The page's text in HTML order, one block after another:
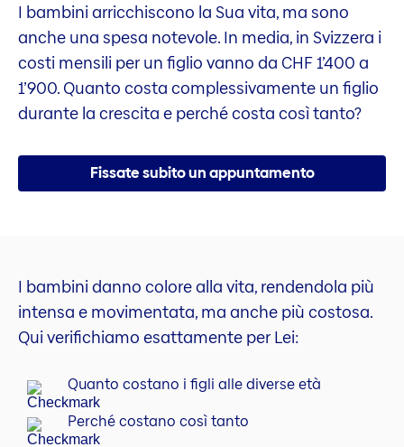
I bambini arricchiscono la Sua vita, ma sono
anche una spesa notevole. In media, in Svizzera i
costi mensili per un figlio vanno da CHF 1’400 a
1’900. Quanto costa complessivamente un figlio
durante la crescita e perché costa così tanto?
Fissate subito un appuntamento
I bambini danno colore alla vita, rendendola più
intensa e movimentata, ma anche più costosa.
Qui verifichiamo esattamente per Lei:
Quanto costano i figli alle diverse età
Perché costano così tanto